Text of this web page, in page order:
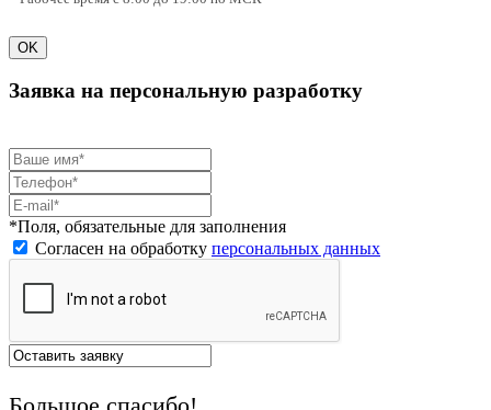
OK
Заявка на персональную разработку
*Поля, обязательные для заполнения
Согласен на обработку персональных данных